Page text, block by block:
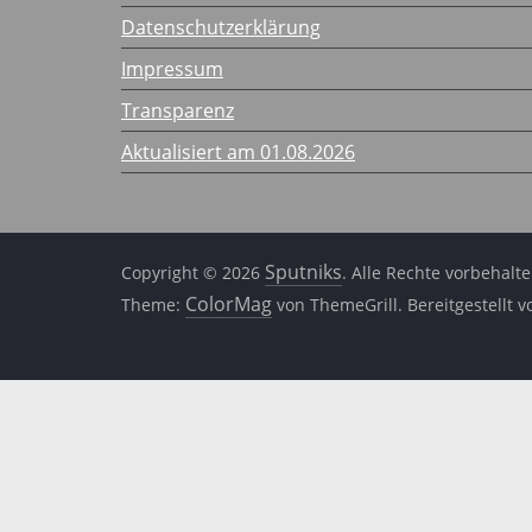
Datenschutzerklärung
Impressum
Transparenz
Aktualisiert am 01.08.2026
Copyright © 2026 Sputniks. Alle Rechte
Theme: ColorMag von ThemeGrill. Bereitgestellt